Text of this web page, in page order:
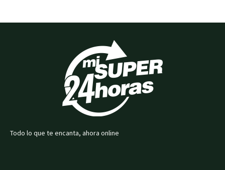
Todo lo que te encanta, ahora online